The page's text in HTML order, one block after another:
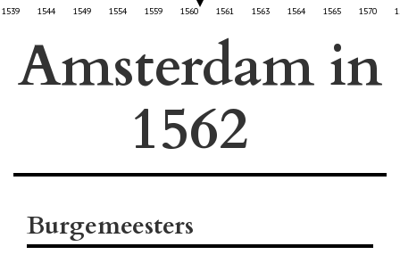
1539 1544 1549 1554 1559 1560 1561 1563 1564 1565 1570
Amsterdam in
Burgemeesters